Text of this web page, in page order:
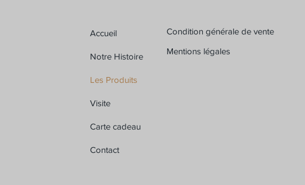
Accueil
Notre Histoire
Les Produits
Visite
Carte cadeau
Contact
Mentions légales
Condition générale de vente